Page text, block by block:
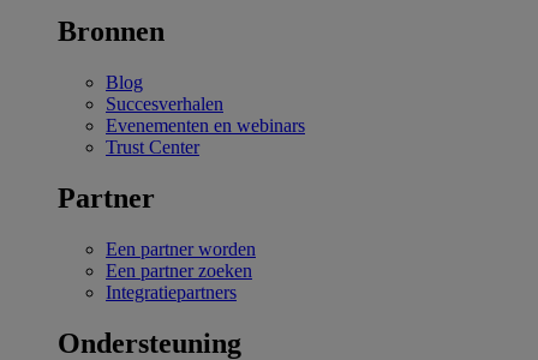
Bronnen
Blog
Succesverhalen
Evenementen en webinars
Trust Center
Partner
Een partner worden
Een partner zoeken
Integratiepartners
Ondersteuning